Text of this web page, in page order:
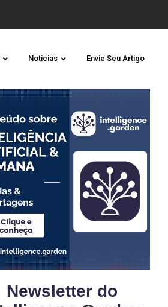
Notícias Envie Seu Artigo